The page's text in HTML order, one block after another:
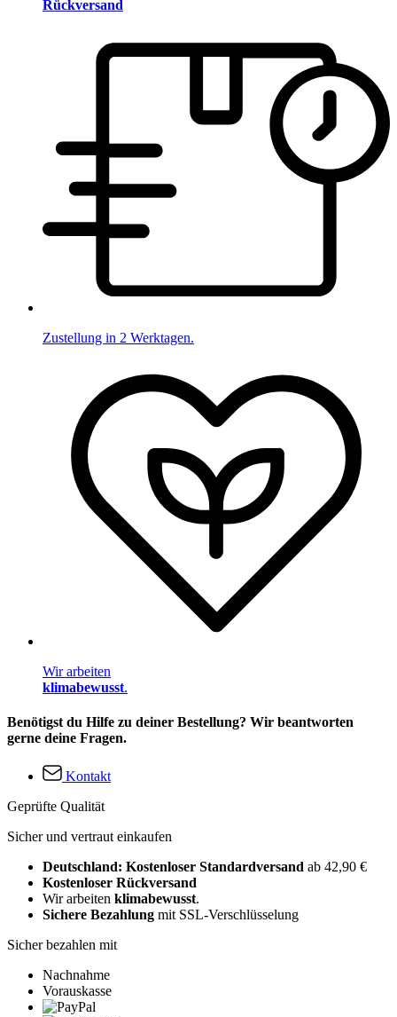
Rückversand
Zustellung in 2 Werktagen.
Wir arbeiten
klimabewusst.
Benötigst du Hilfe zu deiner Bestellung? Wir beantworten
gerne deine Fragen.
Kontakt
Geprüfte Qualität
Sicher und vertraut einkaufen
Deutschland: Kostenloser Standardversand ab 42,90 €
Kostenloser Rückversand
Wir arbeiten klimabewusst.
Sichere Bezahlung mit SSL-Verschlüsselung
Sicher bezahlen mit
Nachnahme
Vorauskasse